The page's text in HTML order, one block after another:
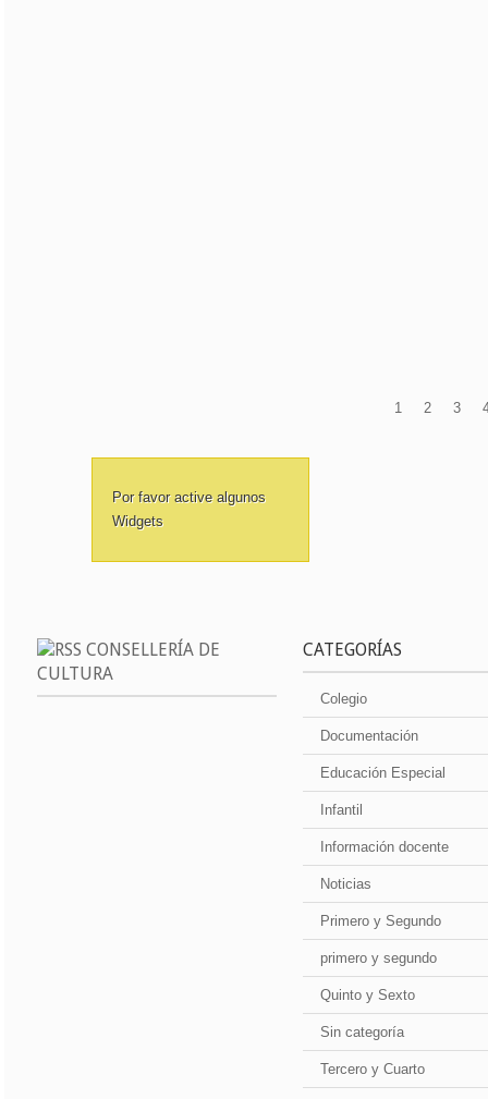
1 2 3
Por favor active algunos
Widgets
CONSELLERÍA DE
CULTURA
CATEGORÍAS
Colegio
Documentación
Educación Especial
Infantil
Información docente
Noticias
Primero y Segundo
primero y segundo
Quinto y Sexto
Sin categoría
Tercero y Cuarto